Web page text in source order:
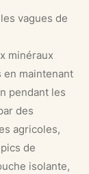
vagues de
minéraux
en maintenant
pendant les
des
agricoles,
de
isolante,